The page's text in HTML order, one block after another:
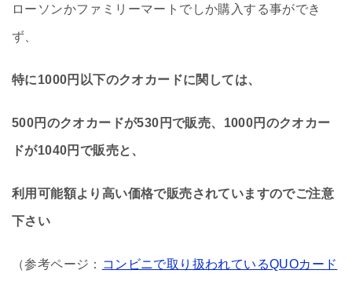
ローソンかファミリーマートでしか購入する事ができ
ず、
特に1000円以下のクオカードに関しては、
500円のクオカードが530円で販売、1000円のクオカー
ドが1040円で販売と、
利用可能額より高い価格で販売されていますのでご注意
下さい
（参考ページ： コンビニで取り扱われているQUOカード